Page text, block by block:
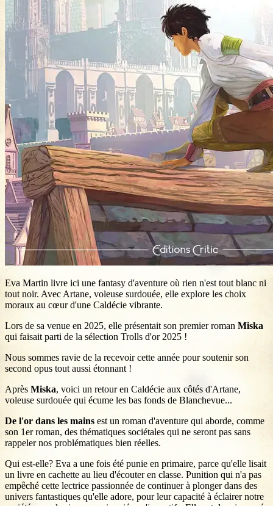
Eva Martin livre ici une fantasy d'aventure où rien n'est tout blanc ni
tout noir. Avec Artane, voleuse surdouée, elle explore les choix
moraux au cœur d'une Caldécie vibrante.
Lors de sa venue en 2025, elle présentait son premier roman Miska
qui faisait parti de la sélection Trolls d'or 2025 !
Nous sommes ravie de la recevoir cette année pour soutenir son
second opus tout aussi étonnant !
Après Miska, voici un retour en Caldécie aux côtés d'Artane,
voleuse surdouée qui écume les bas fonds de Blanchevue...
De l'or dans les mains est un roman d'aventure qui aborde, comme
son 1er roman, des thématiques sociétales qui ne seront pas sans
rappeler nos problématiques bien réelles.
Qui est-elle? Eva a une fois été punie en primaire, parce qu'elle lisait
un livre en cachette au lieu d'écouter en classe. Punition qui n'a pas
empêché cette lectrice passionnée de continuer à plonger dans des
univers fantastiques qu'elle adore, pour leur capacité à éclairer notre